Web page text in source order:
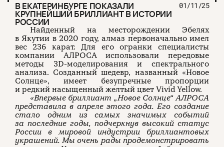
В ЕКАТЕРИНБУРГЕ ПОКАЗАЛИ
КРУПНЕЙШИЙ БРИЛЛИАНТ В ИСТОРИИ
РОССИИ
01/11/25
Найденный на месторождении Эбелях
в Якутии в 2020 году, алмаз первоначально имел
вес 236 карат. Для его огранки специалисты
компании АЛРОСА использовали передовые
методы 3D-моделирования и спектрального
анализа. Созданный шедевр, названный «Новое
Солнце», имеет безупречные пропорции
и редкий насыщенный желтый цвет Vivid Yellow.
«Впервые бриллиант „Новое Солнце“АЛРОСА
представила в апреле этого года. Его создание
стало одним из самых значимых событий
за последние годы, подчеркнув высокий статус
России в мировой индустрии бриллиантовых
украшений. Мы очень рады продемонстрировать